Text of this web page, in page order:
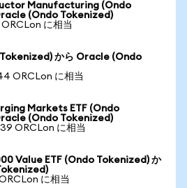
Manufacturing (Ondo
(Ondo Tokenized)
に相当
から Oracle (Ondo
ORCLon に相当
Markets ETF (Ondo
(Ondo Tokenized)
ORCLon に相当
Value ETF (Ondo Tokenized) か
に相当